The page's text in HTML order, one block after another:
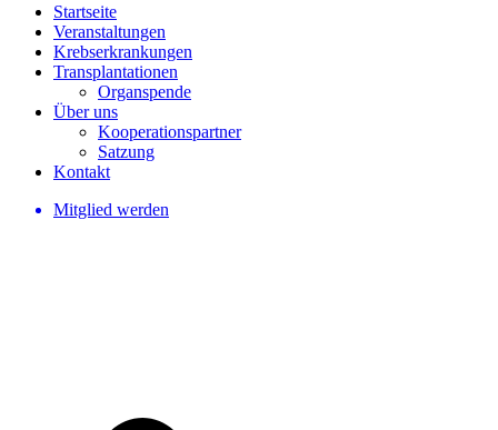
Startseite
Veranstaltungen
Krebserkrankungen
Transplantationen
Organspende
Über uns
Kooperationspartner
Satzung
Kontakt
Mitglied werden